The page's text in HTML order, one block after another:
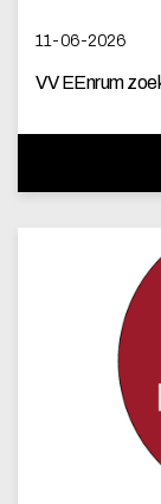
11-06-2026
VV EEnrum